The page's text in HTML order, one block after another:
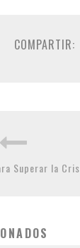
COMPARTIR:
Superar la